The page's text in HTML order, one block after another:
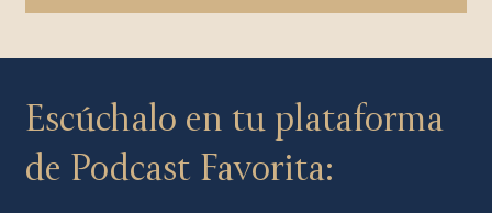
Escúchalo en tu plataforma
de Podcast Favorita: